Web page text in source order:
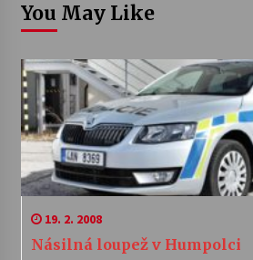
You May Like
19. 2. 2008
Násilná loupež v Humpolci